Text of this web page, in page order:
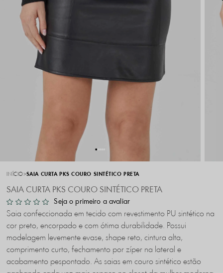
INÍCIO SAIA CURTA PKS COURO SINTÉTICO PRETA
SAIA CURTA PKS COURO SINTÉTICO PRETA
Seja o primeiro a avaliar
Saia confeccionada em tecido com revestimento PU sintético na
cor preto, encorpado e com ótima durabilidade. Possui
modelagem levemente evase, shape reto, cintura alta,
comprimento curto, fechamento por zíper na lateral e
acabamento pespontado. As saias em couro sintético estão